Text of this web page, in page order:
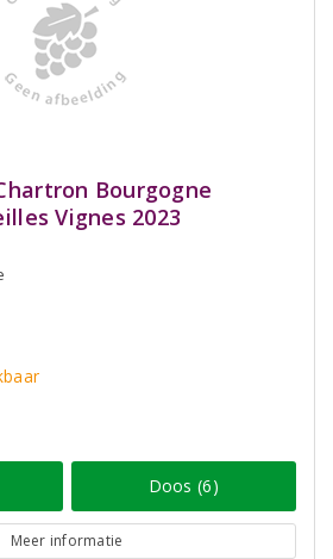
Bourgogne
Vignes 2023
Doos (6)
Meer informatie